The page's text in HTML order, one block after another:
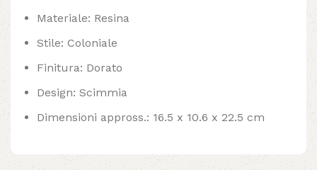
Materiale: Resina
Stile: Coloniale
Finitura: Dorato
Design: Scimmia
Dimensioni appross.: 16.5 x 10.6 x 22.5 cm